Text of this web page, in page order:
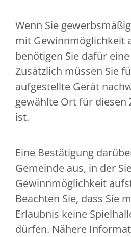
Wenn Sie
mit Gewinnmöglichkeit
benötigen Sie dafür
Zusätzlich müssen Sie
aufgestellte Gerät
gewählte Ort für diesen
ist.
Eine Bestätigung
Gemeinde aus, in der
Gewinnmöglichkeit
Beachten Sie, dass Sie
Erlaubnis keine
dürfen. Nähere